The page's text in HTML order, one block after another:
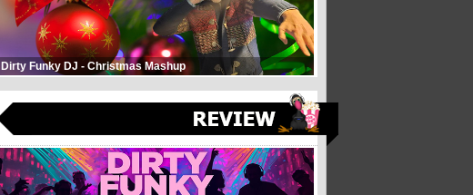
Dirty Funky DJ - Christmas Mashup